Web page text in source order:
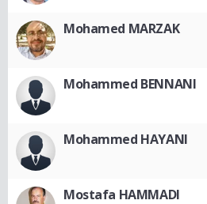
Mohamed MARZAK
Mohammed BENNANI
Mohammed HAYANI
Mostafa HAMMADI